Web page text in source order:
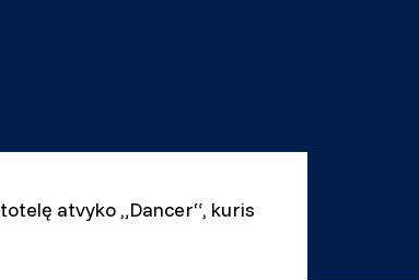
atvyko „Dancer“, kuris